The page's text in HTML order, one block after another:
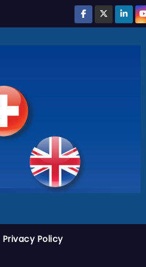
Privacy Policy